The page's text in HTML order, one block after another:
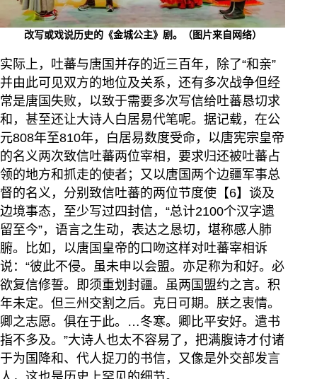
改写或戏说历史的《金城公主》剧。（图片来自网络）
实际上，吐蕃与唐国并存的近三百年，除了“和亲”
并由此可见双方的地位及关系，还有多次战争但经
常是唐国失败，以致于需要多次写信给吐蕃恳切求
和，甚至还让大诗人白居易代笔呢。据记载，在公
元808年至810年，白居易数度受命，以唐宪宗皇帝
的名义两次致信吐蕃两位宰相，要求归还被吐蕃占
领的地方和抓走的使者；又以唐国两个边疆军事总
督的名义，分别致信吐蕃的两位节度使【6】谈及
边境事态，至少写过四封信，“总计2100个汉字遗
留至今”，语言之生动，表达之恳切，堪称感人肺
腑。比如，以唐国皇帝的口吻这样对吐蕃宰相诉
说：“彼此不侵。虽未申以会盟。亦足称为和好。必
欲复信修誓。即须重划封疆。虽两国盟约之言。积
年未定。但三州交割之后。克日可期。朕之衷情。
卿之志愿。俱在于此。…冬寒。卿比平安好。遣书
指不多及。”大诗人也太不容易了，把满腹诗才付诸
于为国降和、代人捉刀的书信，又像是外交部发言